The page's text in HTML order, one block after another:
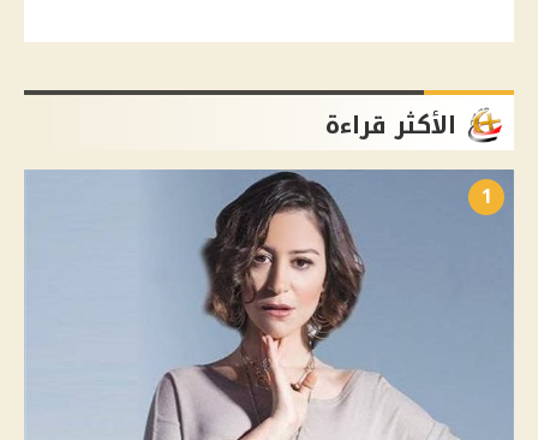
الأكثر قراءة
1